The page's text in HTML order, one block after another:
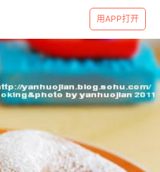
用APP打开